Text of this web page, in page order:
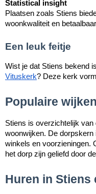
Statistical insight
Plaatsen zoals Stiens
woonkwaliteit en
Een leuk feitje
Wist je dat Stiens bekend
Vituskerk? Deze kerk
Populaire
Stiens is overzichtelijk
woonwijken. De dorpskern
winkels en voorzieningen.
het dorp zijn geliefd door
Huren in Stiens